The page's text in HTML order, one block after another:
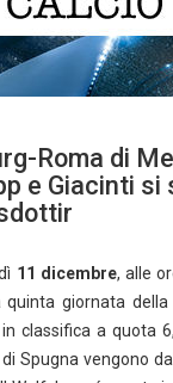
Roma di
e Giacinti si
11 dicembre, alle
giornata
classifica a quota
Spugna vengono